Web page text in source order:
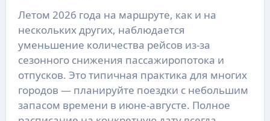
Летом 2026 года на маршруте, как и на
нескольких других, наблюдается
уменьшение количества рейсов из-за
сезонного снижения пассажиропотока и
отпусков. Это типичная практика для многих
городов — планируйте поездки с небольшим
запасом времени в июне-августе. Полное